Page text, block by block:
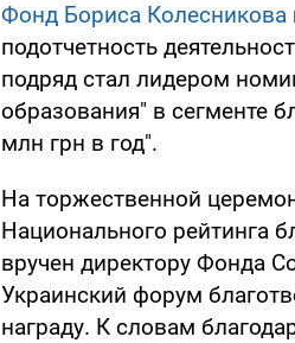
Фонд Бориса Колесникова
подотчетность
подряд стал лидером
образования" в сегменте
млн грн в год".
На торжественной
Национального рейтинга
вручен директору Фонда
Украинский форум
награду. К словам